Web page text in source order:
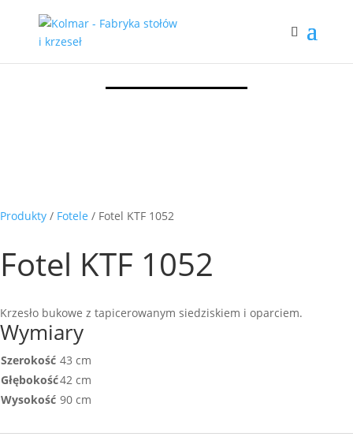
Produkty / Fotele / Fotel KTF 1052
Fotel KTF 1052
Krzesło bukowe z tapicerowanym siedziskiem i oparciem.
Wymiary
Szerokość 43 cm
Głębokość42 cm
Wysokość 90 cm